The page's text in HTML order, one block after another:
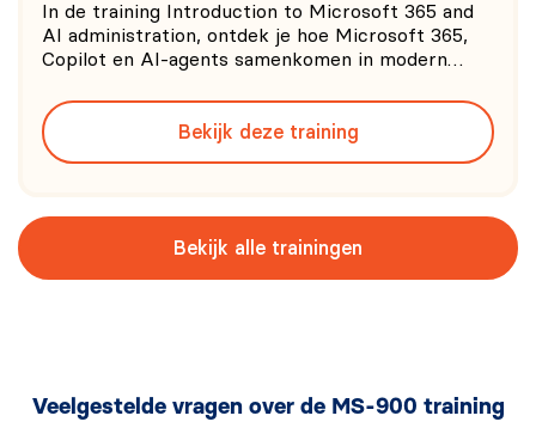
In de training Introduction to Microsoft 365 and
AI administration, ontdek je hoe Microsoft 365,
Copilot en AI-agents samenkomen in modern
met de belangrijkste Microsoft 365-diensten, de
rol van Microsoft Entra en Microsoft Purview, en
de manier waar
Bekijk deze training
Bekijk alle trainingen
Veelgestelde vragen over de MS-900 training